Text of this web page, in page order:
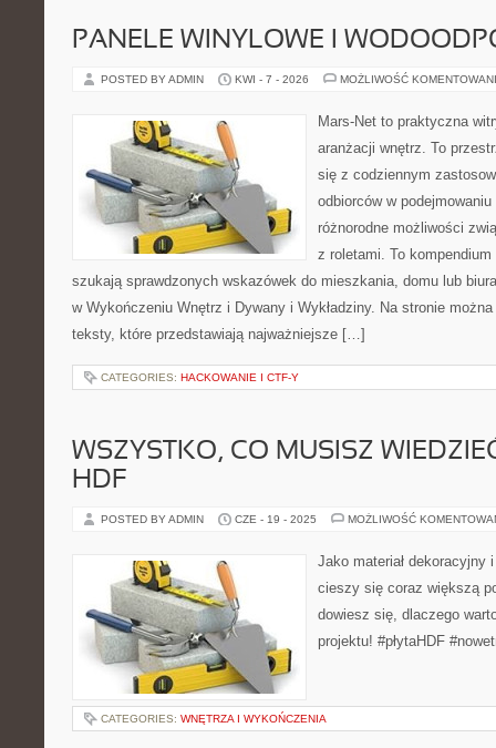
PANELE WINYLOWE I
POSTED BY ADMIN KWI - 7 - 2026 MOŻLIWOŚĆ
Mars-Net to praktyczna
aranżacji wnętrz. To
się z codziennym
odbiorców w
różnorodne możliwości
z roletami. To
szukają sprawdzonych wskazówek do mieszkania, domu lub
w Wykończeniu Wnętrz i Dywany i Wykładziny. Na stronie
teksty, które przedstawiają najważniejsze […]
CATEGORIES: HACKOWANIE I CTF-Y
WSZYSTKO, CO MUSISZ
HDF
POSTED BY ADMIN CZE - 19 - 2025 MOŻLIWOŚĆ
Jako materiał dekoracyjny
cieszy się coraz większą
dowiesz się, dlaczego
projektu! #płytaHDF
CATEGORIES: WNĘTRZA I WYKOŃCZENIA